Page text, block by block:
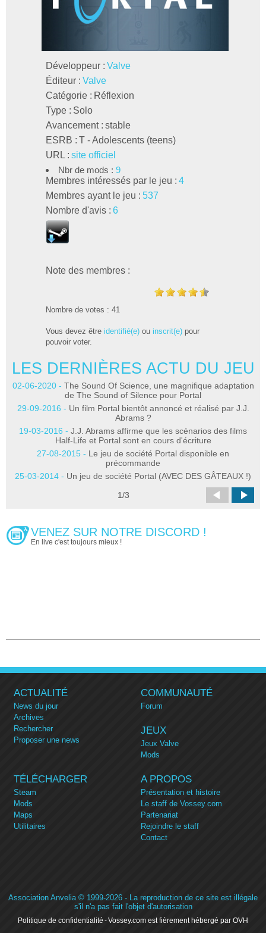
Développeur : Valve
Éditeur : Valve
Catégorie : Réflexion
Type : Solo
Avancement : stable
ESRB : T - Adolescents (teens)
URL : site officiel
Nbr de mods : 9
Membres intéressés par le jeu : 4
Membres ayant le jeu : 537
Nombre d'avis : 6
Note des membres :
Nombre de votes : 41
Vous devez être identifié(e) ou inscrit(e) pour
pouvoir voter.
LES DERNIÈRES ACTU DU JEU
02-06-2020 - The Sound Of Science, une magnifique adaptation
de The Sound of Silence pour Portal
29-09-2016 - Un film Portal bientôt annoncé et réalisé par J.J.
Abrams ?
19-03-2016 - J.J. Abrams affirme que les scénarios des films
Half-Life et Portal sont en cours d'écriture
27-08-2015 - Le jeu de société Portal disponible en
précommande
25-03-2014 - Un jeu de société Portal (AVEC DES GÂTEAUX !)
1/3
VENEZ SUR NOTRE DISCORD !
En live c'est toujours mieux !
ACTUALITÉ
News du jour
Archives
Rechercher
Proposer une news
COMMUNAUTÉ
Forum
JEUX
Jeux Valve
Mods
TÉLÉCHARGER
Steam
Mods
Maps
Utilitaires
A PROPOS
Présentation et histoire
Le staff de Vossey.com
Partenariat
Rejoindre le staff
Contact
Association Anvelia© 1999-2026 - La reproduction de ce site est illégale
s'il n'a pas fait l'objet d'autorisation
Politique de confidentialité Vossey.com est fièrement hébergé par OVH